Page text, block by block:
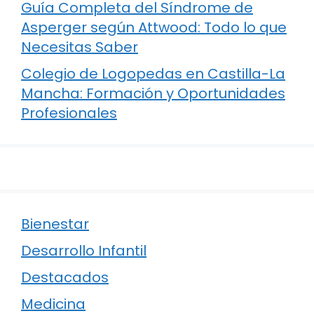
Guía Completa del Síndrome de
Asperger según Attwood: Todo lo que
Necesitas Saber
Colegio de Logopedas en Castilla-La
Mancha: Formación y Oportunidades
Profesionales
Bienestar
Desarrollo Infantil
Destacados
Medicina